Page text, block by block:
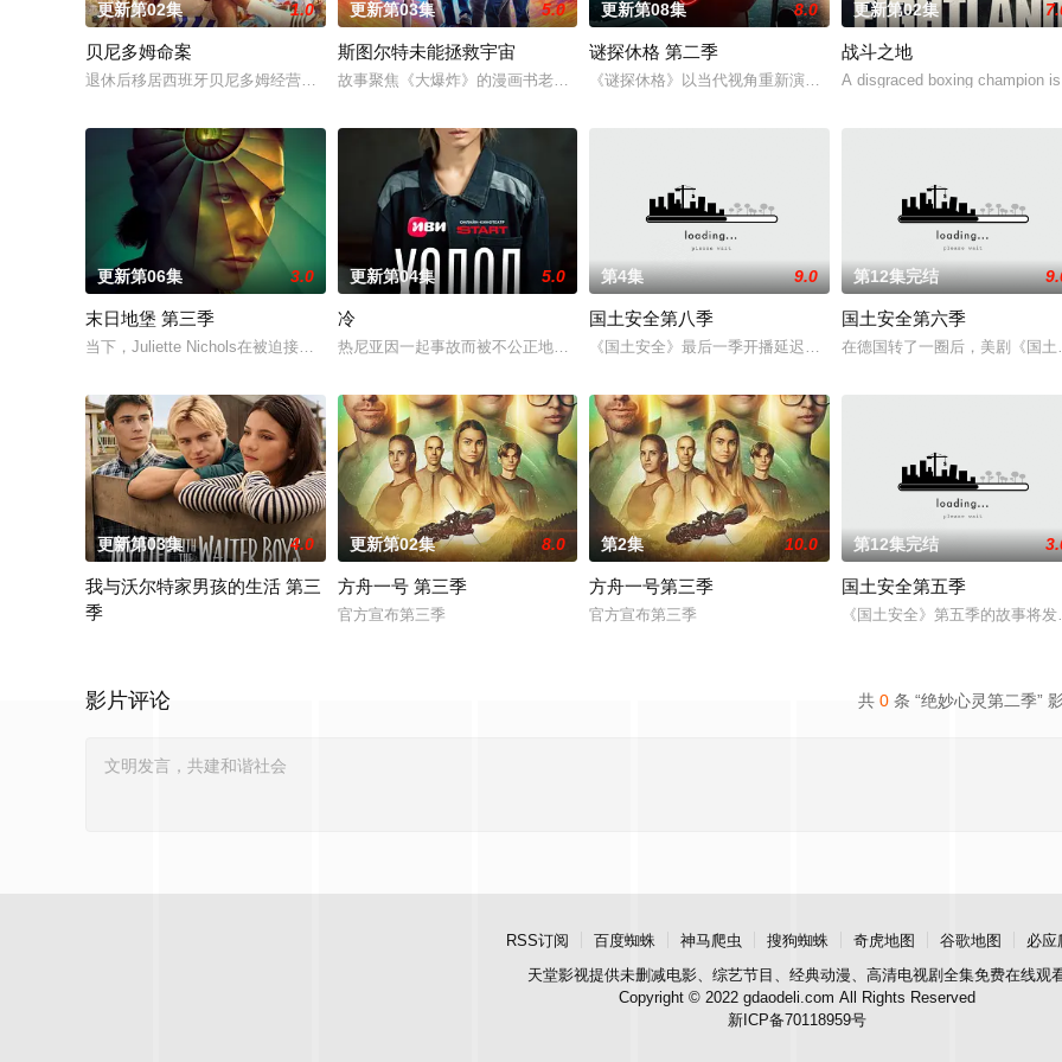
更新第02集 1.0
贝尼多姆命案
退休后移居西班牙贝尼多姆经营酒吧的英国前刑警，原以为能过上平静生活。然而，当地接连发生游客离奇死亡事件，他不得不重拾侦探本能
更新第03集 5.0
斯图尔特未能拯救宇宙
故事聚焦《大爆炸》的漫画书老板斯图尔特·布鲁姆，他弄坏了一个谢尔顿和莱纳德制造的设备，意外导致
更新第08集 8.0
谜探休格 第二季
《谜探休格》以当代视角重新演绎了文学、电影和电视史上最受欢
更新第02集
战斗之地
A disgraced boxing champion
更新第06集 3.0
末日地堡 第三季
当下，Juliette Nichols在被迫接受“净化”后幸存下来，但记忆却已丧失，而地堡正从叛乱中恢复，并面临着新的危险威
更新第04集 5.0
冷
热尼亚因一起事故而被不公正地监禁，她的丈夫和6岁的女儿在事故中死亡。这起事故的真正罪魁祸首是富
第4集 9.0
国土安全第八季
《国土安全》最后一季开播延迟。第8季本来已宣布今年6月开播，
第12集完结
国土安全第六季
在德国转了一圈后，美剧《国
更新第03集 4.0
我与沃尔特家男孩的生活 第三
季
更新第02集 8.0
方舟一号 第三季
官方宣布第三季
第2集 10.0
方舟一号第三季
官方宣布第三季
第12集完结
国土安全第五季
《国土安全》第五季的故事将
共 0 条 “绝妙心灵第二季”
影片评论
RSS订阅 百度蜘蛛 神马爬虫 搜狗蜘蛛 奇虎地图 谷歌地图
必应
天堂影视提供未删减电影、综艺节目、经典动漫、高清电视剧全集免费在线观
Copyright © 2022 gdaodeli.com All Rights Reserved
新ICP备70118959号